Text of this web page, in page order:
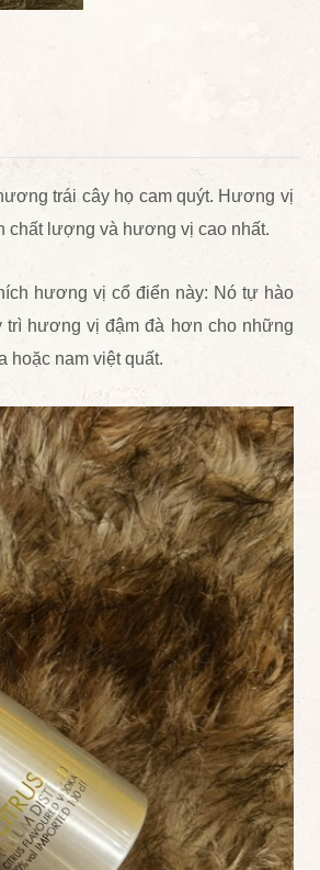
trái cây họ cam quýt. Hương vị
chất lượng và hương vị cao nhất.
hương vị cổ điển này: Nó tự hào
hương vị đậm đà hơn cho những
hoặc nam việt quất.